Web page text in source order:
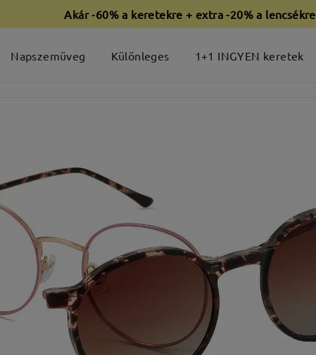
Akár -60% a keretekre + extra -20% a lencsékre
Napszemüveg Különleges 1+1 INGYEN keretek